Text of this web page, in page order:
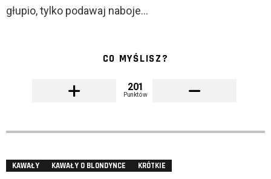
głupio, tylko podawaj naboje…
CO MYŚLISZ?
201
Punktów
KAWAŁY KAWAŁY O BLONDYNCE KRÓTKIE